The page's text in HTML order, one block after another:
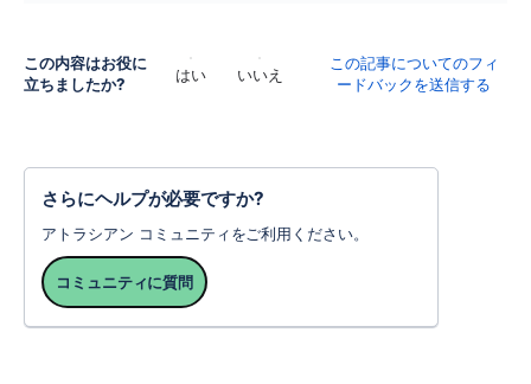
この内容はお役に
立ちましたか?
はい いいえ
この記事についてのフィ
ードバックを送信する
さらにヘルプが必要ですか?
アトラシアン コミュニティをご利用ください。
コミュニティに質問